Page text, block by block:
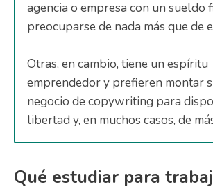
agencia o empresa con un sueldo
preocuparse de nada más que de
Otras, en cambio, tiene un espíritu
emprendedor y prefieren montar
negocio de copywriting para
libertad y, en muchos casos, de
Qué estudiar para